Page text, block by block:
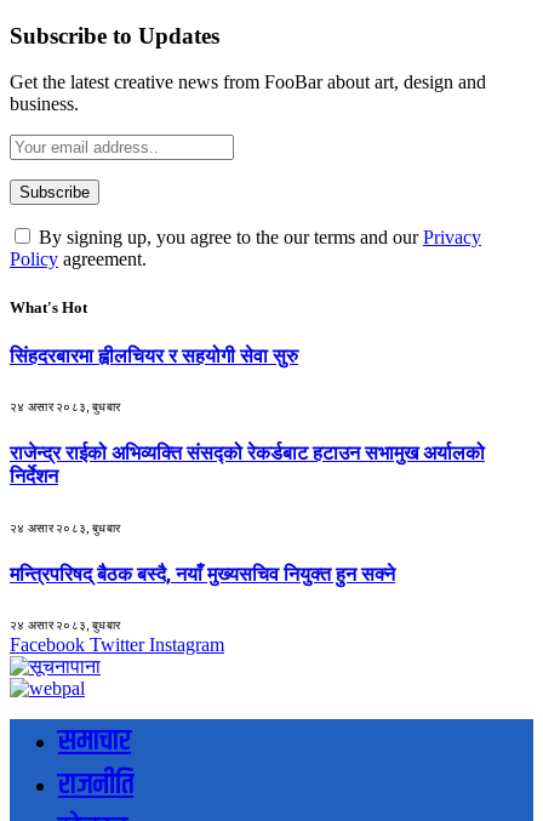
Subscribe to Updates
Get the latest creative news from FooBar about art, design and
business.
By signing up, you agree to the our terms and ourPrivacy
Policy agreement.
What's Hot
सिंहदरबारमा ह्वीलचियर र सहयोगी सेवा सुरु
२४ असार २०८३, बुधबार
राजेन्द्र राईको अभिव्यक्ति संसद्को रेकर्डबाट हटाउन सभामुख अर्यालको
निर्देशन
२४ असार २०८३, बुधबार
मन्त्रिपरिषद् बैठक बस्दै, नयाँ मुख्यसचिव नियुक्त हुन सक्ने
२४ असार २०८३, बुधबार
Facebook Twitter Instagram
समाचार
राजनीति